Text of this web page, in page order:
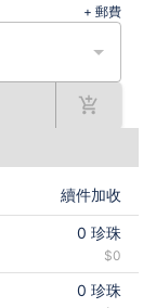
+ 郵費
續件加收
0 珍珠
$0
0 珍珠